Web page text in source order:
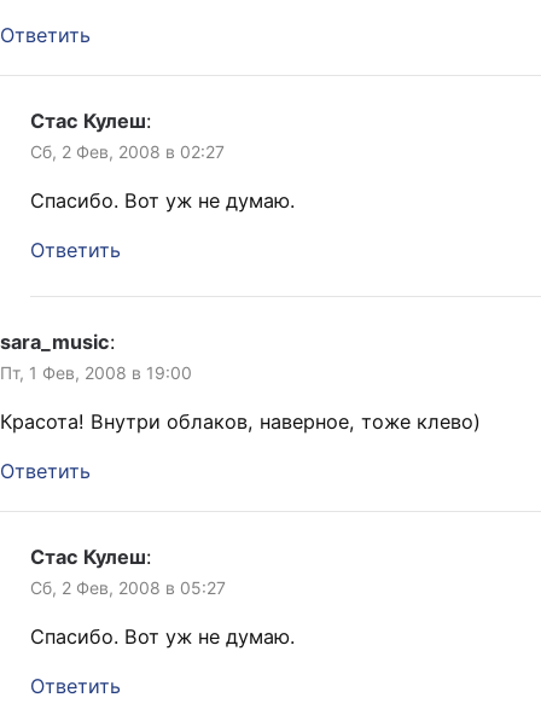
Ответить
Стас Кулеш:
Сб, 2 Фев, 2008 в 02:27
Спасибо. Вот уж не думаю.
Ответить
sara_music:
Пт, 1 Фев, 2008 в 19:00
Красота! Внутри облаков, наверное, тоже клево)
Ответить
Стас Кулеш:
Сб, 2 Фев, 2008 в 05:27
Спасибо. Вот уж не думаю.
Ответить